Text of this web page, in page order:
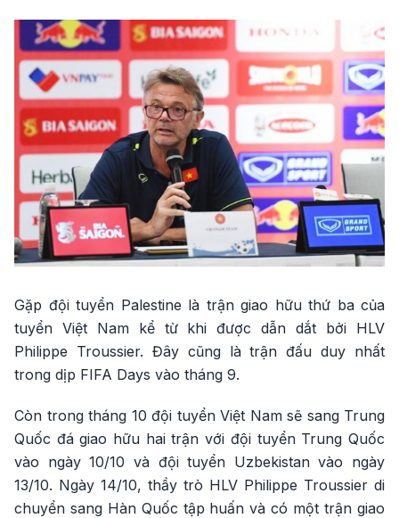
Gặp đội tuyển Palestine là trận giao hữu thứ ba của
tuyển Việt Nam kể từ khi được dẫn dắt bởi HLV
Philippe Troussier. Đây cũng là trận đấu duy nhất
trong dịp FIFA Days vào tháng 9.
Còn trong tháng 10 đội tuyển Việt Nam sẽ sang Trung
Quốc đá giao hữu hai trận với đội tuyển Trung Quốc
vào ngày 10/10 và đội tuyển Uzbekistan vào ngày
13/10. Ngày 14/10, thầy trò HLV Philippe Troussier di
chuyển sang Hàn Quốc tập huấn và có một trận giao